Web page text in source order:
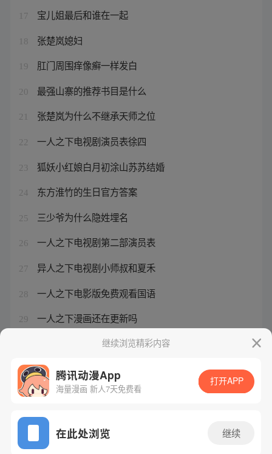
17 宝儿姐最后和谁在一起
18 张楚岚媳妇
19 肛门周围痒像癣一样发白
20 最强山寨的推荐书目是什么
21 张楚岚为什么不继承天师之位
22 一人之下电视剧演员表徐四
23 狐妖小红娘白月初涂山苏苏结婚
24 东方淮竹的生日官方答案
25 三少爷为什么隐姓埋名
26 一人之下电视剧第二部演员表
27 异人之下电视剧小师叔和夏禾
28 一人之下电影版免费观看国语
29 一人之下漫画还在更新吗
西行纪年番38集完整版免费观看
继续浏览精彩内容
腾讯动漫App
海量漫画 新人7天免费看
打开APP
在此处浏览 继续
网站备案/许可证号：粤B2-20090059-5
Copyright©1998 - 2026 Tencent. All Rights Reserved